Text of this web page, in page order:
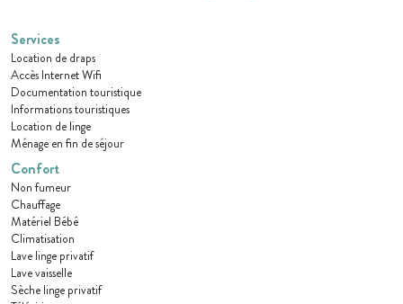
Services
Location de draps
Accès Internet Wifi
Documentation touristique
Informations touristiques
Location de linge
Ménage en fin de séjour
Confort
Non fumeur
Chauffage
Matériel Bébé
Climatisation
Lave linge privatif
Lave vaisselle
Sèche linge privatif